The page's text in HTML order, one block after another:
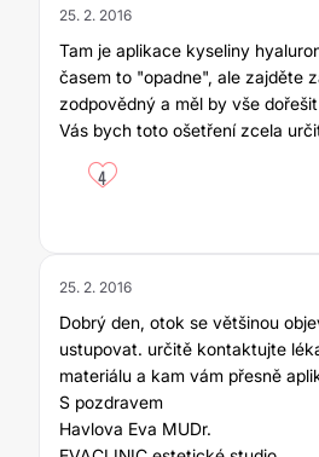
25. 2. 2016
Tam je aplikace kyseliny
časem to "opadne", ale zajděte
zodpovědný a měl by vše
Vás bych toto ošetření zcela
4
25. 2. 2016
Dobrý den, otok se většinou
ustupovat. určitě kontaktujte
materiálu a kam vám přesně
S pozdravem
Havlova Eva MUDr.